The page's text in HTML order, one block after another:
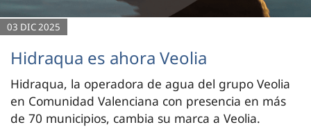
03 DIC 2025
Hidraqua es ahora Veolia
Hidraqua, la operadora de agua del grupo Veolia
en Comunidad Valenciana con presencia en más
de 70 municipios, cambia su marca a Veolia.